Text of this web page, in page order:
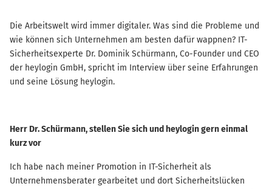
Die Arbeitswelt wird immer digitaler. Was sind die Probleme und
wie können sich Unternehmen am besten dafür wappnen? IT-
Sicherheitsexperte Dr. Dominik Schürmann, Co-Founder und CEO
der heylogin GmbH, spricht im Interview über seine Erfahrungen
und seine Lösung heylogin.
Herr Dr. Schürmann, stellen Sie sich und heylogin gern einmal
kurz vor
Ich habe nach meiner Promotion in IT-Sicherheit als
Unternehmensberater gearbeitet und dort Sicherheitslücken